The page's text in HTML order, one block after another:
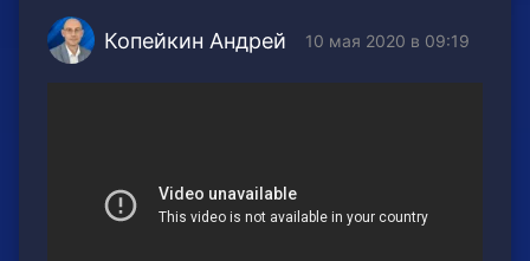
Копейкин Андрей 10 мая 2020 в 09:19